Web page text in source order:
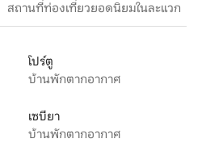
สถานที่ท่องเที่ยวยอดนิยมในละแวก
โปร์ตู
บ้านพักตากอากาศ
เซบียา
บ้านพักตากอากาศ